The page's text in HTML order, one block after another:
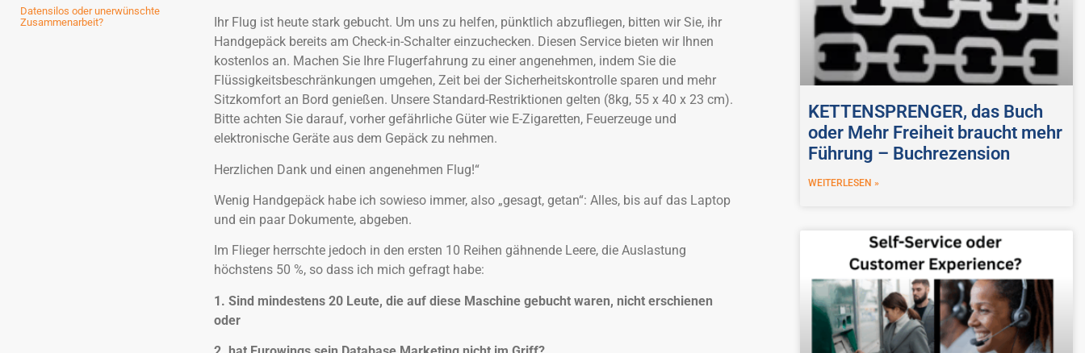
Datensilos oder unerwünschte
Zusammenarbeit?
Ihr Flug ist heute stark gebucht. Um uns zu helfen, pünktlich abzufliegen, bitten wir Sie, ihr
Handgepäck bereits am Check-in-Schalter einzuchecken. Diesen Service bieten wir Ihnen
kostenlos an. Machen Sie Ihre Flugerfahrung zu einer angenehmen, indem Sie die
Flüssigkeitsbeschränkungen umgehen, Zeit bei der Sicherheitskontrolle sparen und mehr
Sitzkomfort an Bord genießen. Unsere Standard-Restriktionen gelten (8kg, 55 x 40 x 23 cm).
Bitte achten Sie darauf, vorher gefährliche Güter wie E-Zigaretten, Feuerzeuge und
elektronische Geräte aus dem Gepäck zu nehmen.
Herzlichen Dank und einen angenehmen Flug!“
Wenig Handgepäck habe ich sowieso immer, also „gesagt, getan“: Alles, bis auf das Laptop
und ein paar Dokumente, abgeben.
Im Flieger herrschte jedoch in den ersten 10 Reihen gähnende Leere, die Auslastung
höchstens 50 %, so dass ich mich gefragt habe:
1. Sind mindestens 20 Leute, die auf diese Maschine gebucht waren, nicht erschienen
oder
KETTENSPRENGER, das Buch
oder Mehr Freiheit braucht mehr
Führung – Buchrezension
WEITERLESEN »